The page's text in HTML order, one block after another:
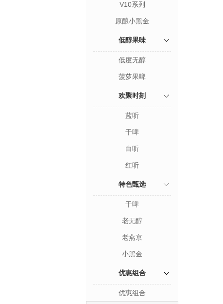
V10系列
原酿小黑金
低醇果味
低度无醇
菠萝果啤
欢聚时刻
蓝听
干啤
白听
红听
特色甄选
干啤
老无醇
老燕京
小黑金
优惠组合
优惠组合